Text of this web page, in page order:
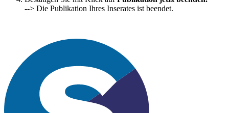
--> Die Publikation Ihres Inserates ist beendet.